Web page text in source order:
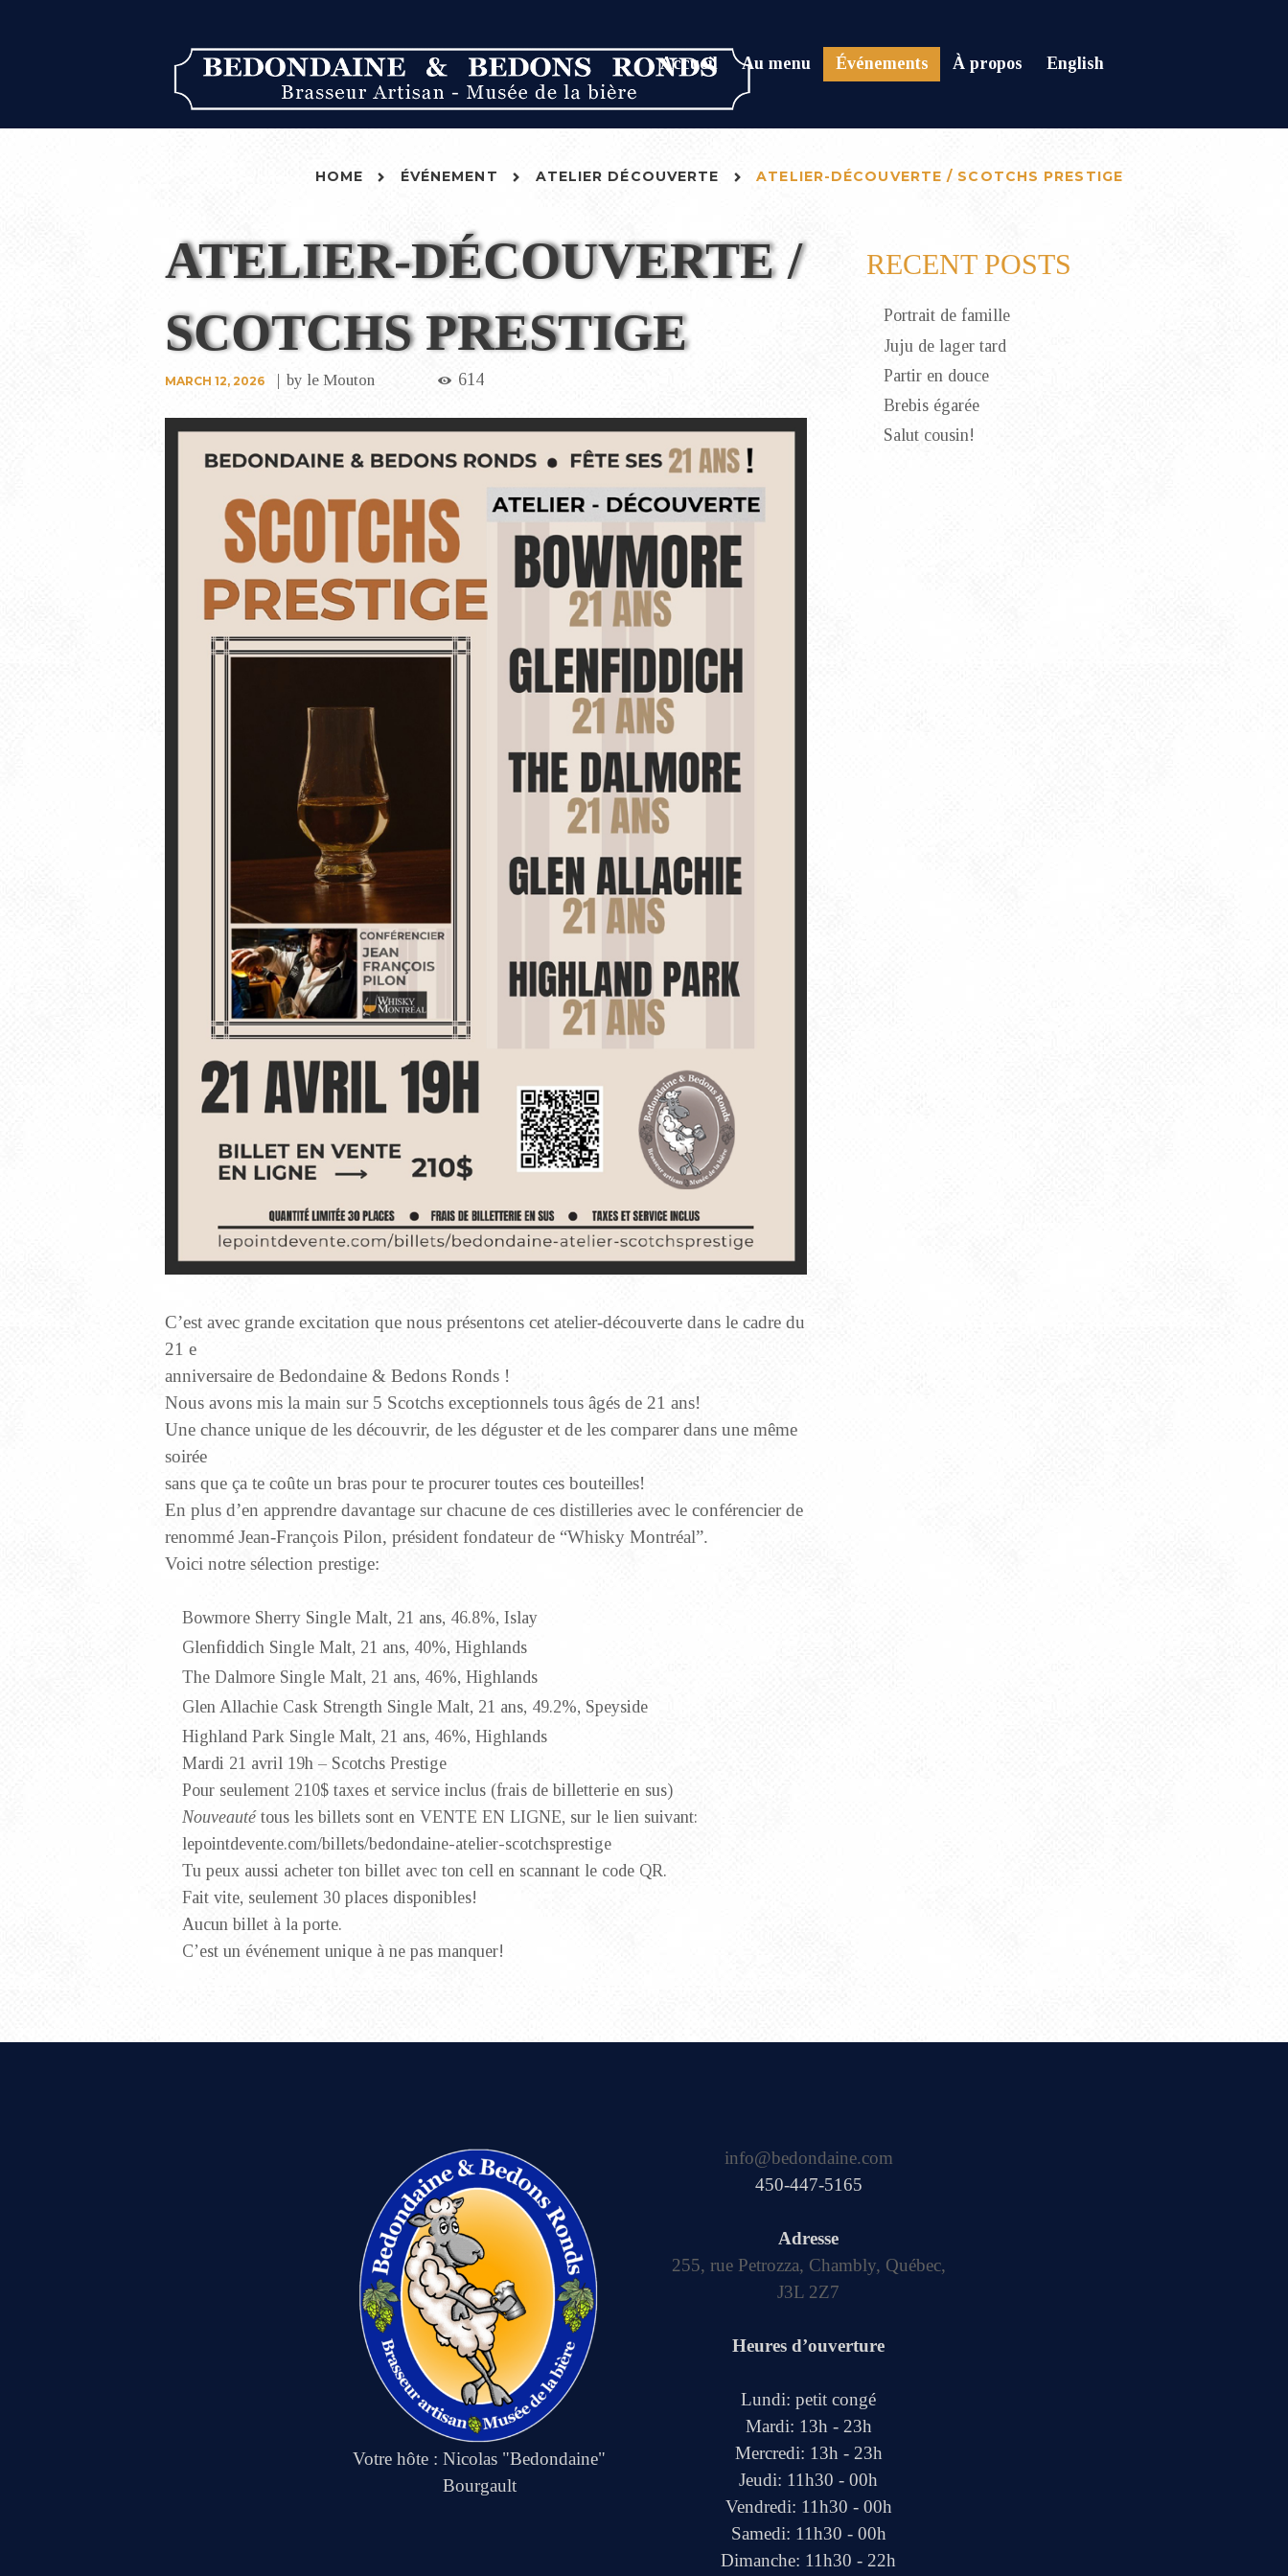
Accueil Au menu Événements À propos English
HOME ÉVÉNEMENT ATELIER DÉCOUVERTE ATELIER-DÉCOUVERTE / SCOTCHS PRESTIGE
ATELIER-DÉCOUVERTE /
SCOTCHS PRESTIGE
MARCH 12, 2026 byle Mouton 614
C’est avec grande excitation que nous présentons cet atelier-découverte dans le cadre du
21 e
anniversaire de Bedondaine & Bedons Ronds !
Nous avons mis la main sur 5 Scotchs exceptionnels tous âgés de 21 ans!
Une chance unique de les découvrir, de les déguster et de les comparer dans une même
soirée
sans que ça te coûte un bras pour te procurer toutes ces bouteilles!
En plus d’en apprendre davantage sur chacune de ces distilleries avec le conférencier de
renommé Jean-François Pilon, président fondateur de “Whisky Montréal”.
Voici notre sélection prestige:
Bowmore Sherry Single Malt, 21 ans, 46.8%, Islay
Glenfiddich Single Malt, 21 ans, 40%, Highlands
The Dalmore Single Malt, 21 ans, 46%, Highlands
Glen Allachie Cask Strength Single Malt, 21 ans, 49.2%, Speyside
Highland Park Single Malt, 21 ans, 46%, Highlands
Mardi 21 avril 19h – Scotchs Prestige
Pour seulement 210$ taxes et service inclus (frais de billetterie en sus)
Nouveautétous les billets sont en VENTE EN LIGNE, sur le lien suivant:
lepointdevente.com/billets/bedondaine-atelier-scotchsprestige
Tu peux aussi acheter ton billet avec ton cell en scannant le code QR.
Fait vite, seulement 30 places disponibles!
Aucun billet à la porte.
C’est un événement unique à ne pas manquer!
RECENT POSTS
Portrait de famille
Juju de lager tard
Partir en douce
Brebis égarée
Salut cousin!
Votre hôte : Nicolas "Bedondaine"
Bourgault
info@bedondaine.com
450-447-5165
Adresse
255, rue Petrozza, Chambly, Québec,
J3L 2Z7
Heures d’ouverture
Lundi: petit congé
Mardi: 13h - 23h
Mercredi: 13h - 23h
Jeudi: 11h30 - 00h
Vendredi: 11h30 - 00h
Samedi: 11h30 - 00h
Dimanche: 11h30 - 22h